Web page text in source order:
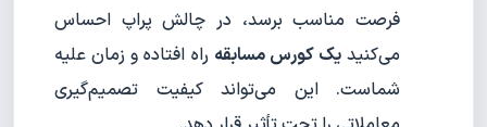
فرصت مناسب برسد، در چالش پراپ احساس
می‌کنیدیک کورس مسابقه راه افتاده و زمان علیه
شماست. این می‌تواند کیفیت تصمیم‌گیری